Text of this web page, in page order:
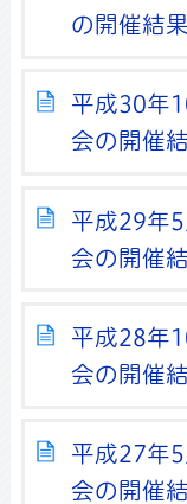
の開催結
平成30年
会の開催
平成29年
会の開催
平成28年
会の開催
平成27年
会の開催